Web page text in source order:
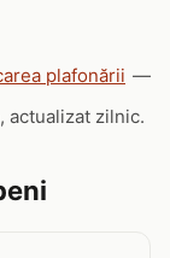
plafonării —
actualizat zilnic.